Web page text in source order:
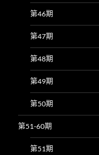
第46期
第47期
第48期
第49期
第50期
第51-60期
第51期